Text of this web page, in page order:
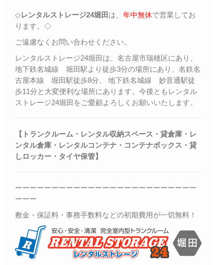
◇レンタルストレージ24堀田 は、 年中無休で営業してお
ります。◇
ご遠慮なくお問い合わせください。
レンタルストレージ24堀田は、名古屋市瑞穂区にあり、
地下鉄名城線 堀田駅より徒歩3分の場所にあり、名鉄名
古屋本線 堀田駅徒歩8分、 地下鉄名城線 妙音通駅徒
歩11分と大変便利な場所にあります。今後ともレンタル
ストレージ24堀田をご愛顧よろしくお願いいたします。
【トランクルーム・レンタル収納スペース・貸倉庫・レ
ンタル倉庫・レンタルコンテナ・コンテナボックス・ 貸
しロッカー・ タイヤ保管】
ーーーーーーーーーーーーーーーーーーーーーーーーー
ーーー
敷金・保証料・事務手数料などの初期費用が一切無料！